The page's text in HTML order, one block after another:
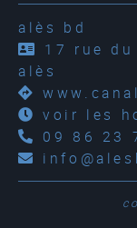
alès bd
17 rue
alès
voir les
09 86 23